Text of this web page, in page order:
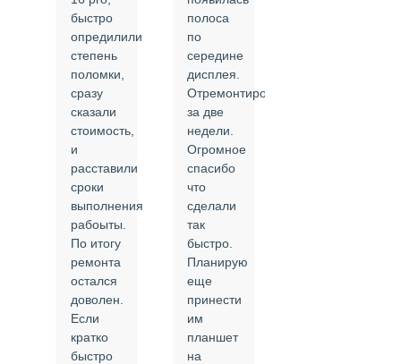
быстро
опредилили
степень
поломки,
сразу
сказали
стоимость,
и
расставили
сроки
выполнения
рабоыты.
По итогу
ремонта
остался
доволен.
Если
кратко
быстро
полоса
по
середине
дисплея.
Отремонтировали
за две
недели.
Огромное
спасибо
что
сделали
так
быстро.
Планирую
еще
принести
им
планшет
на